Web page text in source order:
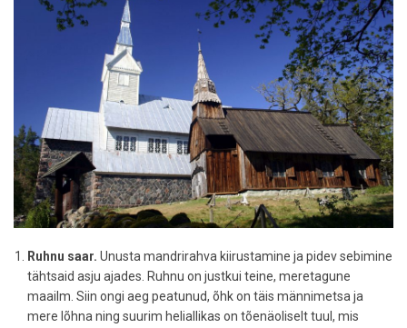
Ruhnu saar. Unusta mandrirahva kiirustamine ja pidev sebimine
tähtsaid asju ajades. Ruhnu on justkui teine, meretagune
maailm. Siin ongi aeg peatunud, õhk on täis männimetsa ja
mere lõhna ning suurim heliallikas on tõenäoliselt tuul, mis